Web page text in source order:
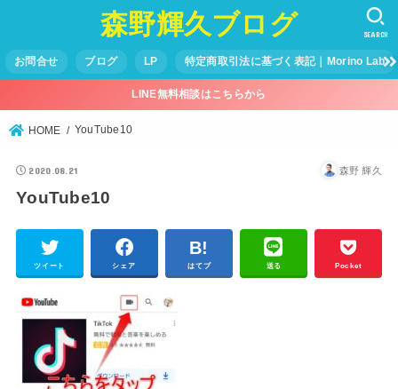
森野輝久ブログ
お問合せ ブログ LP 特定商取引法に基づく表記｜Morino Lab
SEARCH
LINE無料相談はこちらから
HOME YouTube10
2020.08.21 森野 輝久
YouTube10
ツイート シェア はてブ 送る Pocket